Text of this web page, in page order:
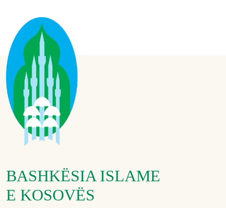
BASHKËSIA ISLAME
E KOSOVËS